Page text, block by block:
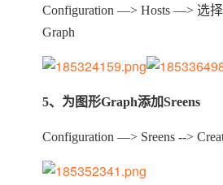
Configuration —> Hosts —> 选
Graph
5、为图形Graph添加Sreens
Configuration —> Sreens -->